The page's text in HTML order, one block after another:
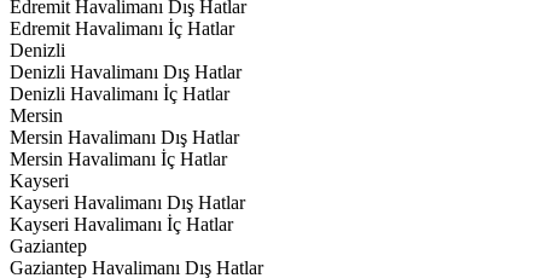
Edremit Havalimanı Dış Hatlar
Edremit Havalimanı İç Hatlar
Denizli
Denizli Havalimanı Dış Hatlar
Denizli Havalimanı İç Hatlar
Mersin
Mersin Havalimanı Dış Hatlar
Mersin Havalimanı İç Hatlar
Kayseri
Kayseri Havalimanı Dış Hatlar
Kayseri Havalimanı İç Hatlar
Gaziantep
Gaziantep Havalimanı Dış Hatlar